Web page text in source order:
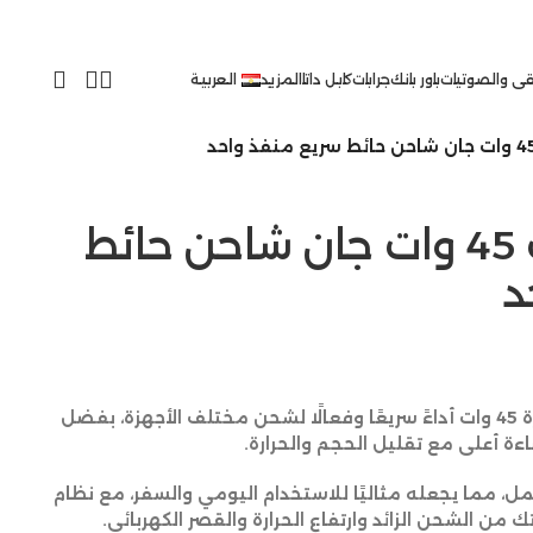
والصوتياتباور بانكجراباتكابل داتا المزيد العربية
ناين سبيد بورت 45 وات جان شاحن حائط
يوفر شاحن ناين سبيد بورت بقدرة 45 وات أداءً سريعًا وفعالًا لشحن مختلف الأجهزة، بفضل
مما يجعله مثاليًا للاستخدام اليومي والسفر، مع نظام
الشحن الزائد وارتفاع الحرارة والقصر الكهربائي.